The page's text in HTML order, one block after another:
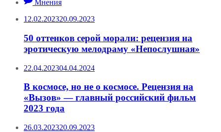
Мнения
12.02.202320.09.2023
50 оттенков серой морали: рецензия на
эротическую мелодраму «Непослушная»
22.04.202304.04.2024
В космосе, но не о космосе. Рецензия на
«Вызов» — главный российский фильм
2023 года
26.03.202320.09.2023